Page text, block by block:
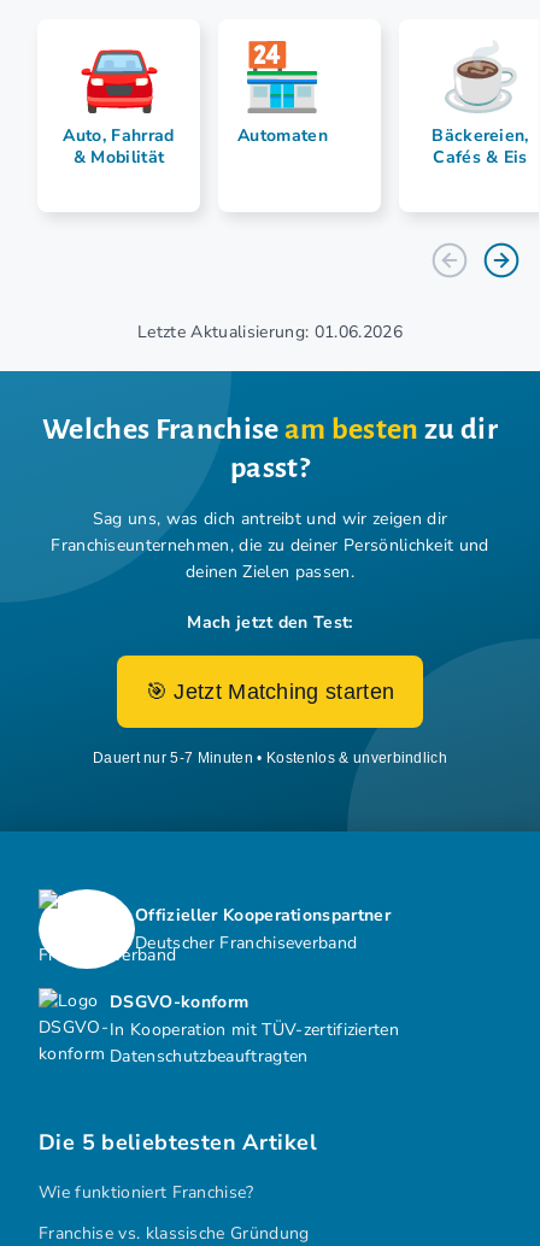
Auto, Fahrrad
& Mobilität
Automaten
Bäckereien,
Cafés & Eis
Letzte Aktualisierung: 01.06.2026
Welches Franchiseam besten zu dir
passt?
Sag uns, was dich antreibt und wir zeigen dir
Franchiseunternehmen, die zu deiner Persönlichkeit und
deinen Zielen passen.
Mach jetzt den Test:
🎯 Jetzt Matching starten
Dauert nur 5-7 Minuten • Kostenlos & unverbindlich
DSGVO-konform
In Kooperation mit TÜV-zertifizierten
Datenschutzbeauftragten
Offizieller Kooperationspartner
Deutscher Franchiseverband
Die 5 beliebtesten Artikel
Wie funktioniert Franchise?
Franchise vs. klassische Gründung